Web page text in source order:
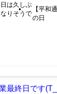
日は久しぶ
りそうで
【平和
の日
最終日です